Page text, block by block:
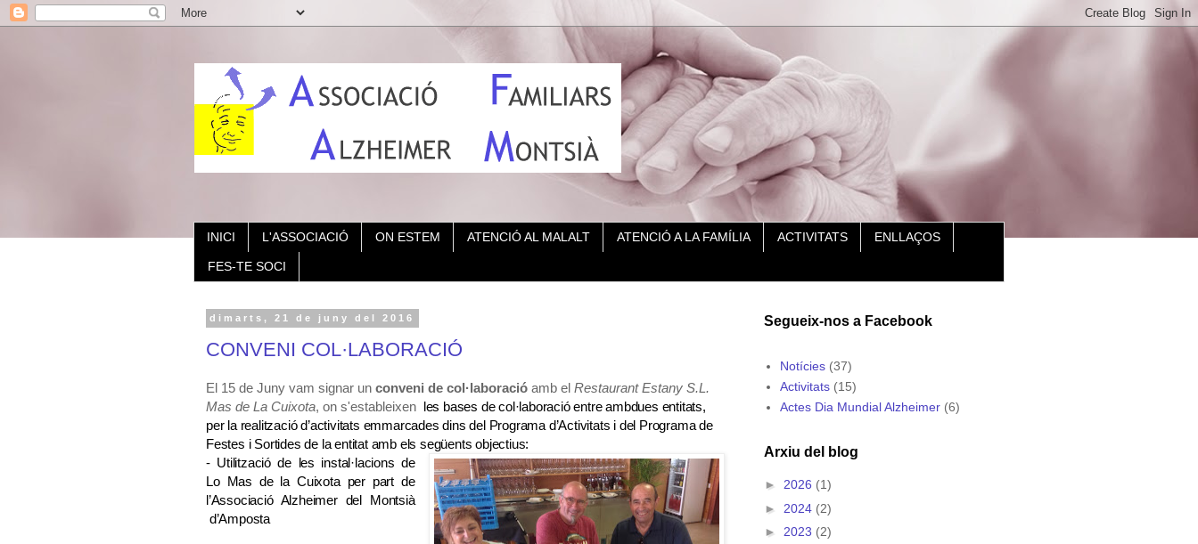
INICI L'ASSOCIACIÓ ON ESTEM ATENCIÓ AL MALALT ATENCIÓ A LA FAMÍLIA ACTIVITATS ENLLAÇOS
FES-TE SOCI
dimarts, 21 de juny del 2016
CONVENI COL·LABORACIÓ
El 15 de Juny vam signar un conveni de col·laboració amb el Restaurant Estany S.L.
Mas de La Cuixota, on s'estableixen les bases de col·laboració entre ambdues entitats,
per la realització d’activitats emmarcades dins del Programa d’Activitats i del Programa de
Festes i Sortides de la entitat amb els següents objectius:
- Utilització de les instal·lacions de
Lo Mas de la Cuixota per part de
l’Associació Alzheimer del Montsià
d’Amposta
Segueix-nos a Facebook
Notícies (37)
Activitats (15)
Actes Dia Mundial Alzheimer (6)
Arxiu del blog
► 2026 (1)
► 2024 (2)
► 2023 (2)